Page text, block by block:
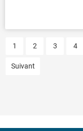
1 2 3 4
Suivant